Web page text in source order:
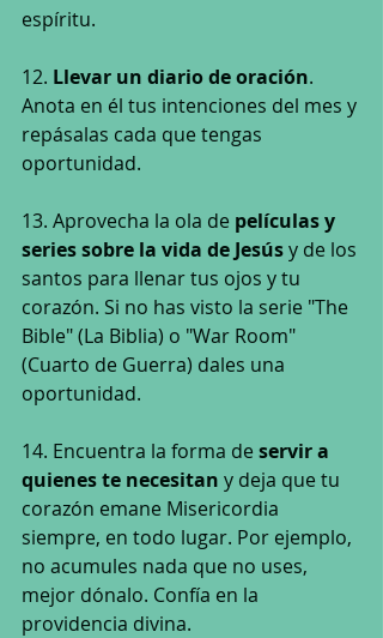
espíritu.
12. Llevar un diario de oración.
Anota en él tus intenciones del mes y
repásalas cada que tengas
oportunidad.
13. Aprovecha la ola de películas y
series sobre la vida de Jesús y de los
santos para llenar tus ojos y tu
corazón. Si no has visto la serie "The
Bible" (La Biblia) o "War Room"
(Cuarto de Guerra) dales una
oportunidad.
14. Encuentra la forma de servir a
quienes te necesitan y deja que tu
corazón emane Misericordia
siempre, en todo lugar. Por ejemplo,
no acumules nada que no uses,
mejor dónalo. Confía en la
providencia divina.